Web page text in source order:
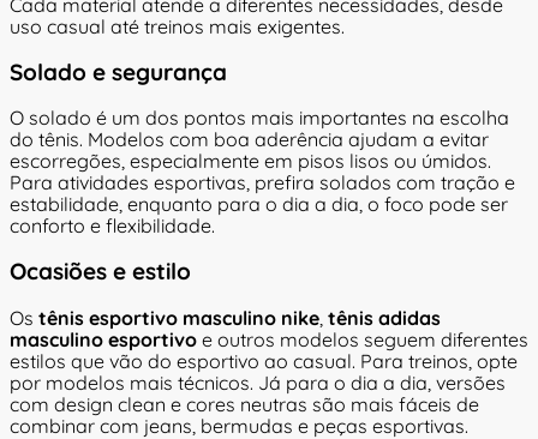
Cada material atende a diferentes necessidades, desde
uso casual até treinos mais exigentes.
Solado e segurança
O solado é um dos pontos mais importantes na escolha
do tênis. Modelos com boa aderência ajudam a evitar
escorregões, especialmente em pisos lisos ou úmidos.
Para atividades esportivas, prefira solados com tração e
estabilidade, enquanto para o dia a dia, o foco pode ser
conforto e flexibilidade.
Ocasiões e estilo
Os tênis esportivo masculino nike tênis adidas
masculino esportivo e outros modelos seguem diferentes
estilos que vão do esportivo ao casual. Para treinos, opte
por modelos mais técnicos. Já para o dia a dia, versões
com design clean e cores neutras são mais fáceis de
combinar com jeans, bermudas e peças esportivas.